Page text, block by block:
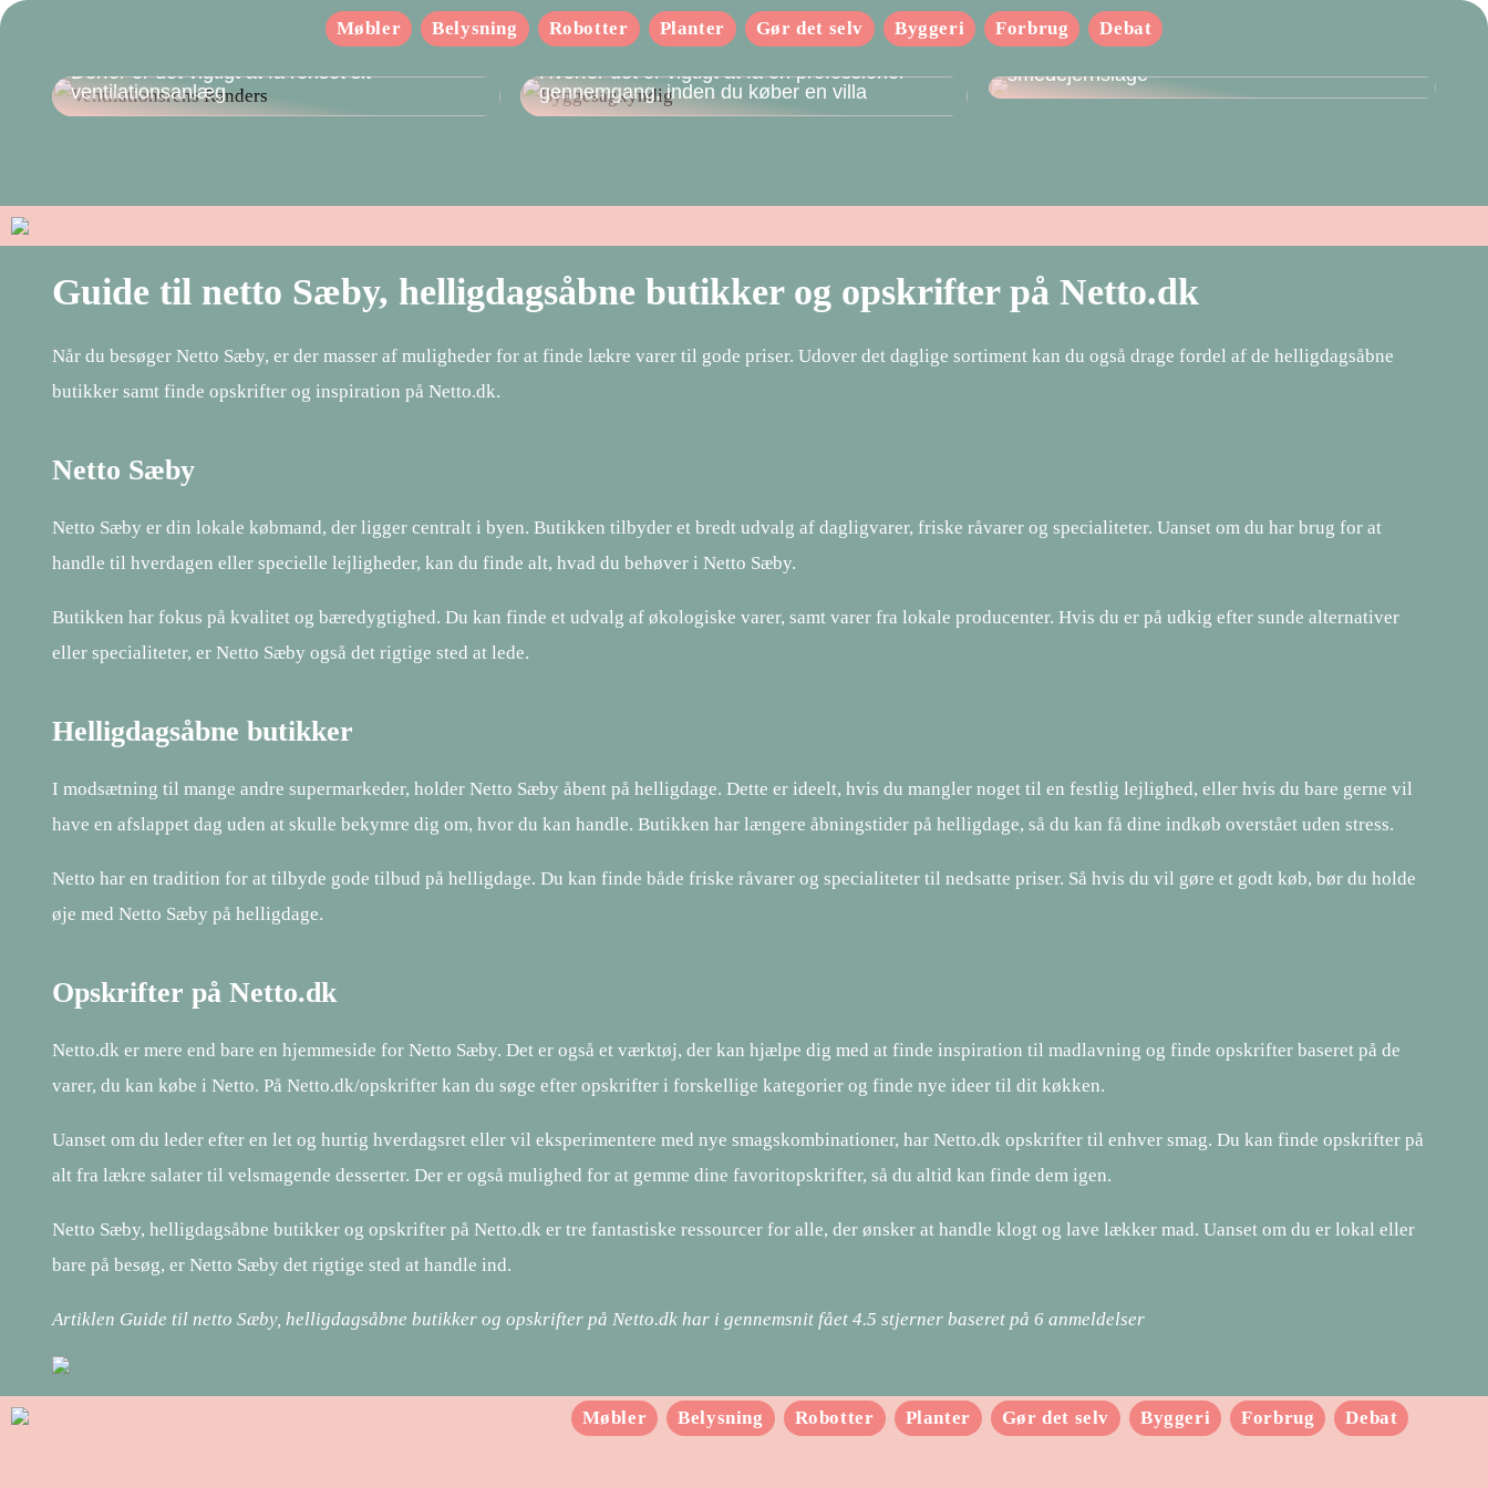
Møbler Belysning Robotter Planter Gør det selv Byggeri Forbrug Debat
Derfor er det vigtigt at få renset sit
ventilationsanlæg
Hvorfor det er vigtigt at få en professionel
gennemgang, inden du køber en villa
smedejernslåge
Guide til netto Sæby, helligdagsåbne butikker og opskrifter på Netto.dk
Når du besøger Netto Sæby, er der masser af muligheder for at finde lækre varer til gode priser. Udover det daglige sortiment kan du også drage fordel af de helligdagsåbne
butikker samt finde opskrifter og inspiration på Netto.dk.
Netto Sæby
Netto Sæby er din lokale købmand, der ligger centralt i byen. Butikken tilbyder et bredt udvalg af dagligvarer, friske råvarer og specialiteter. Uanset om du har brug for at
handle til hverdagen eller specielle lejligheder, kan du finde alt, hvad du behøver i Netto Sæby.
Butikken har fokus på kvalitet og bæredygtighed. Du kan finde et udvalg af økologiske varer, samt varer fra lokale producenter. Hvis du er på udkig efter sunde alternativer
eller specialiteter, er Netto Sæby også det rigtige sted at lede.
Helligdagsåbne butikker
I modsætning til mange andre supermarkeder, holder Netto Sæby åbent på helligdage. Dette er ideelt, hvis du mangler noget til en festlig lejlighed, eller hvis du bare gerne vil
have en afslappet dag uden at skulle bekymre dig om, hvor du kan handle. Butikken har længere åbningstider på helligdage, så du kan få dine indkøb overstået uden stress.
Netto har en tradition for at tilbyde gode tilbud på helligdage. Du kan finde både friske råvarer og specialiteter til nedsatte priser. Så hvis du vil gøre et godt køb, bør du holde
øje med Netto Sæby på helligdage.
Opskrifter på Netto.dk
Netto.dk er mere end bare en hjemmeside for Netto Sæby. Det er også et værktøj, der kan hjælpe dig med at finde inspiration til madlavning og finde opskrifter baseret på de
varer, du kan købe i Netto. På Netto.dk/opskrifter kan du søge efter opskrifter i forskellige kategorier og finde nye ideer til dit køkken.
Uanset om du leder efter en let og hurtig hverdagsret eller vil eksperimentere med nye smagskombinationer, har Netto.dk opskrifter til enhver smag. Du kan finde opskrifter på
alt fra lækre salater til velsmagende desserter. Der er også mulighed for at gemme dine favoritopskrifter, så du altid kan finde dem igen.
Netto Sæby, helligdagsåbne butikker og opskrifter på Netto.dk er tre fantastiske ressourcer for alle, der ønsker at handle klogt og lave lækker mad. Uanset om du er lokal eller
bare på besøg, er Netto Sæby det rigtige sted at handle ind.
Artiklen Guide til netto Sæby, helligdagsåbne butikker og opskrifter på Netto.dk har i gennemsnit fået 4.5 stjerner baseret på 6 anmeldelser
Møbler Belysning Robotter Planter Gør det selv Byggeri Forbrug Debat